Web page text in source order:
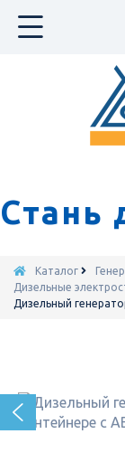
Стань
Каталог
Дизельные
Дизельный